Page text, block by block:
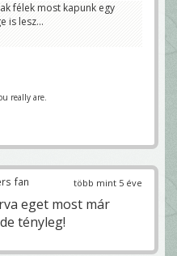
félek most kapunk egy
is lesz...
really are.
több mint 5 éve
fan
eget most már
tényleg!